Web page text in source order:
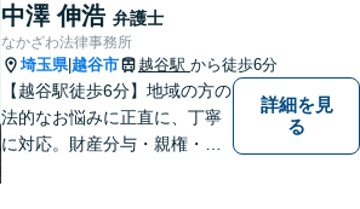
中澤 伸浩 弁護士
なかざわ法律事務所
埼玉県|越谷市 越谷駅 から徒歩6分
【越谷駅徒歩6分】地域の方の
法的なお悩みに正直に、丁寧
に対応。財産分与・親権・養
詳細を見
る